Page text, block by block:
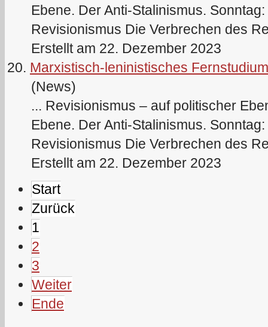
Ebene. Der Anti-Stalinismus.
Revisionismus Die Verbrechen des
Erstellt am 22. Dezember 2023
20. Marxistisch-leninistisches
(News)
... Revisionismus – auf politischer
Ebene. Der Anti-Stalinismus.
Revisionismus Die Verbrechen des
Erstellt am 22. Dezember 2023
Start
Zurück
1
2
3
Weiter
Ende